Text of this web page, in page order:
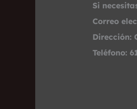
Si
Correo
Dirección:
Teléfono: